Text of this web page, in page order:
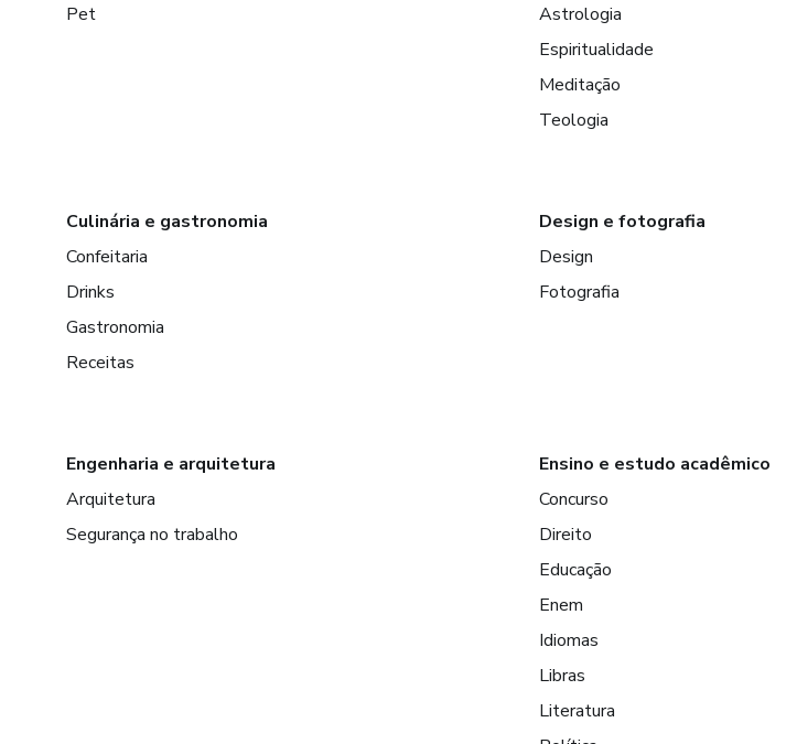
Pet
Astrologia
Espiritualidade
Meditação
Teologia
Culinária e gastronomia
Confeitaria
Drinks
Gastronomia
Receitas
Design e fotografia
Design
Fotografia
Engenharia e arquitetura
Arquitetura
Segurança no trabalho
Ensino e estudo acadêmico
Concurso
Direito
Educação
Enem
Idiomas
Libras
Literatura